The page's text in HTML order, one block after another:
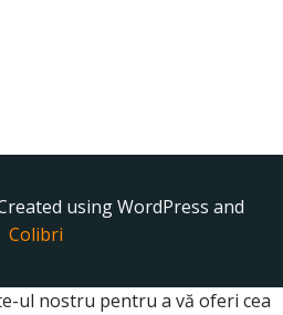
using WordPress and
Colibri
ul nostru pentru a vă oferi cea